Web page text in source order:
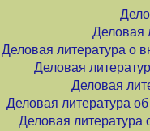
Деловая
Деловая литература о
Деловая
Деловая
Деловая литература
Деловая литература